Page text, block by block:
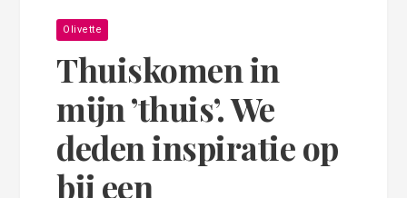
Olivette
Thuiskomen in
mijn ’thuis’. We
deden inspiratie op
bij een